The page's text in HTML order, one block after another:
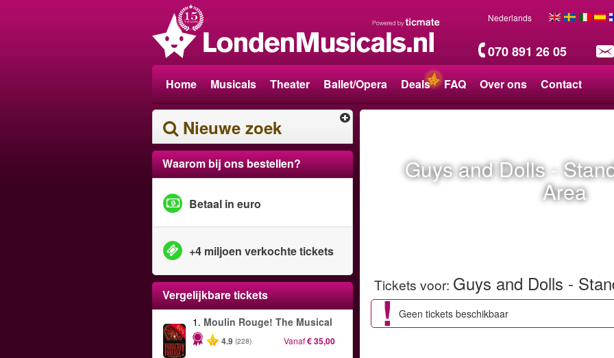
070 891 26 05
Nederlands
Home Musicals Theater Ballet/Opera Deals FAQ Over ons Contact
Nieuwe zoek
Waarom bij ons bestellen?
Betaal in euro
+4 miljoen verkochte tickets
Vergelijkbare tickets
-50%
1. Moulin Rouge! The Musical
4.9 (228) Vanaf€ 35,00
Guys and Dolls -
Area
Tickets voor: Guys and Dolls -
Geen tickets beschikbaar